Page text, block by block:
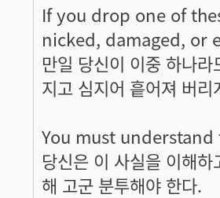
If you drop one of
nicked, damaged, or
만일 당신이 이중 하나
지고 심지어 흩어져 버
You must
당신은 이 사실을 이해
해 고군 분투해야 한다.